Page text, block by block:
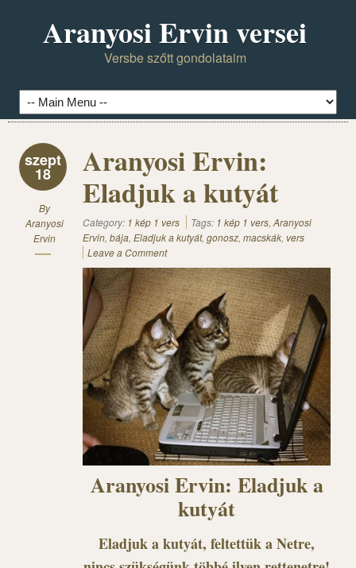
Aranyosi Ervin versei
Versbe szőtt gondolataim
szept
18
By
Aranyosi
Ervin
Aranyosi Ervin:
Eladjuk a kutyát
Category: 1 kép 1 vers Tags: 1 kép 1 vers, Aranyosi
Ervin, bája, Eladjuk a kutyát, gonosz, macskák, vers
Leave a Comment
Aranyosi Ervin: Eladjuk a
kutyát
Eladjuk a kutyát, feltettük a Netre,